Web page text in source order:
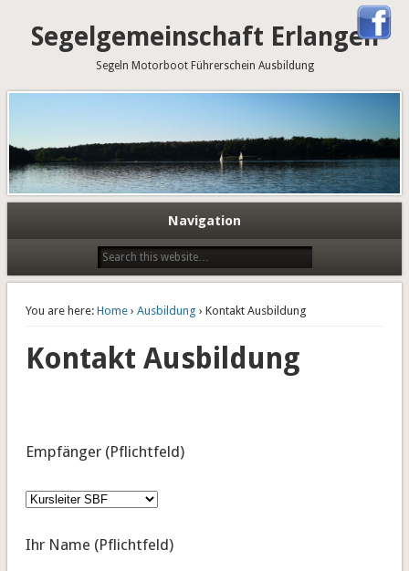
Segelgemeinschaft Erlangen
Segeln Motorboot Führerschein Ausbildung
Navigation
You are here: Home› Ausbildung › Kontakt Ausbildung
Kontakt Ausbildung
Empfänger (Pflichtfeld)
Ihr Name (Pflichtfeld)